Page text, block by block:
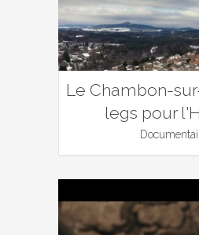
Le Chambon-
legs pour